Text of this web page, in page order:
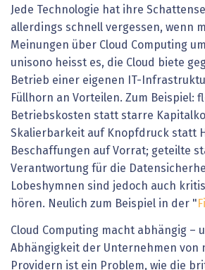
Jede Technologie hat ihre
allerdings schnell vergessen, wenn
Meinungen über Cloud Computing
unisono heisst es, die Cloud biete
Betrieb einer eigenen IT-
Füllhorn an Vorteilen. Zum Beispiel:
Betriebskosten statt starre
Skalierbarkeit auf Knopfdruck statt
Beschaffungen auf Vorrat; geteilte
Verantwortung für die
Lobeshymnen sind jedoch auch
hören. Neulich zum Beispiel in der "
Cloud Computing macht abhängig –
Abhängigkeit der Unternehmen von
Providern ist ein Problem, wie die